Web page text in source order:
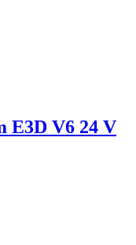
E3D V6 24 V